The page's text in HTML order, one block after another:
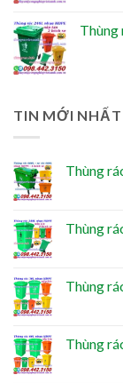
Thùng
TIN MỚI NHẤT
Thùng
Thùng
Thùng
Thùng